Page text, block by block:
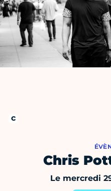
Chris
Le mercredi